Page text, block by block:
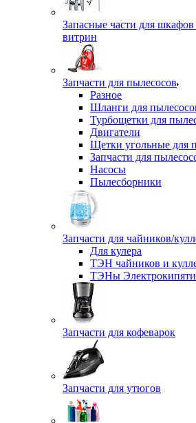
Запасные части для
витрин
Запчасти для пылесосов
Разное
Шланги для
Турбощетки для
Двигатели
Щетки угольные для
Запчасти для
Насосы
Пылесборники
Запчасти для чайников/
Для кулера
ТЭН чайников и
ТЭНы
Запчасти для кофеварок
Запчасти для утюгов